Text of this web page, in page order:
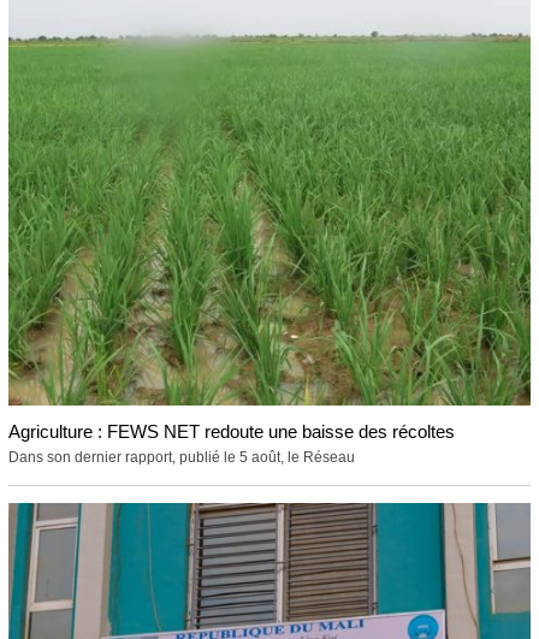
Agriculture : FEWS NET redoute une baisse des récoltes
Dans son dernier rapport, publié le 5 août, le Réseau